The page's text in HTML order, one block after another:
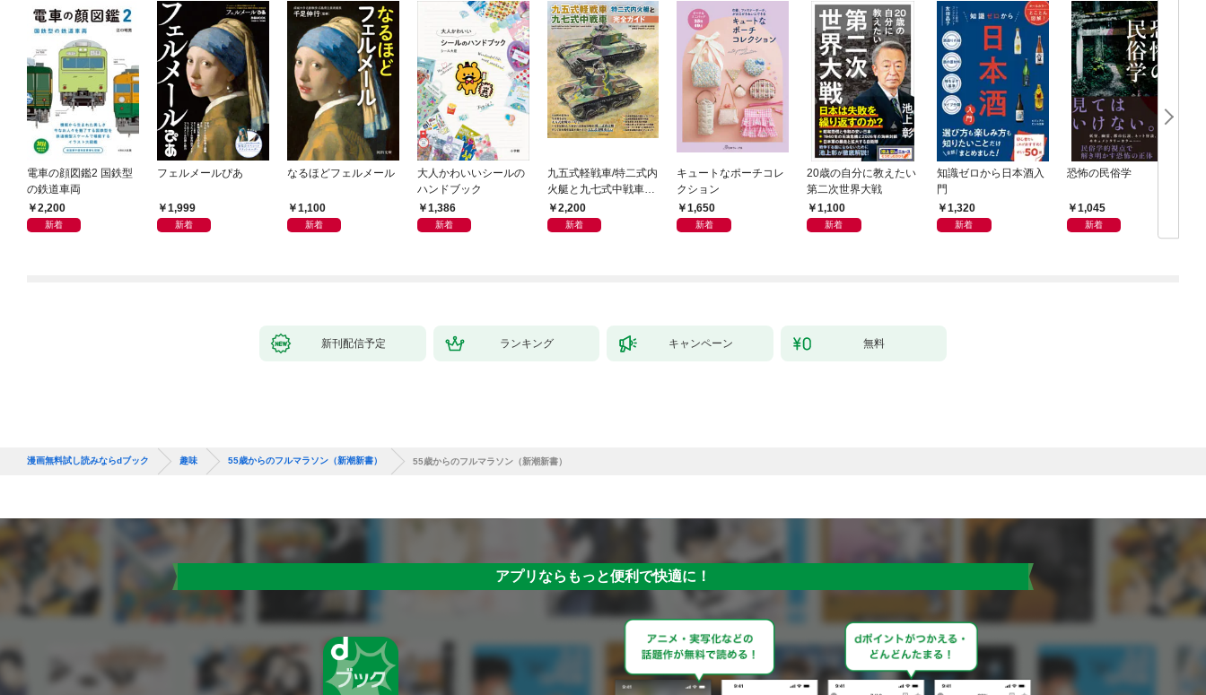
電車の顔図鑑2 国鉄型
の鉄道車両
2,200
新着
フェルメールぴあ
1,999
新着
なるほどフェルメール
1,100
新着
大人かわいいシールの
ハンドブック
1,386
新着
九五式軽戦車/特二式内
火艇と九七式中戦車完
全ガイド
2,200
新着
キュートなポーチコレ
クション
1,650
新着
20歳の自分に教えたい
第二次世界大戦
1,100
新着
知識ゼロから日本酒入
門
1,320
新着
恐怖の民俗学
1,045
新着
新刊配信予定 ランキング キャンペーン 無料
漫画無料試し読みならdブック 趣味 55歳からのフルマラソン（新潮新書） 55歳からのフルマラソン（新潮新書）
アプリならもっと便利で快適に！